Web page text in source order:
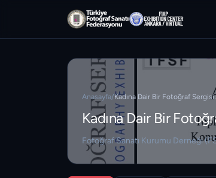
Anasayfa/Kadına Dair Bir Fotoğraf
Kadına Dair Bir
Fotoğraf Sanatı Kurumu Derneği